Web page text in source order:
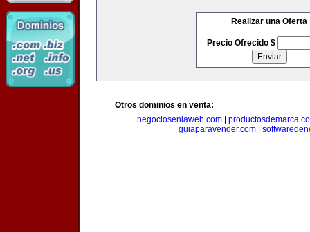
Realizar una Oferta
Precio Ofrecido $
Otros dominios en venta:
negociosenlaweb.com
guiaparavender.com|